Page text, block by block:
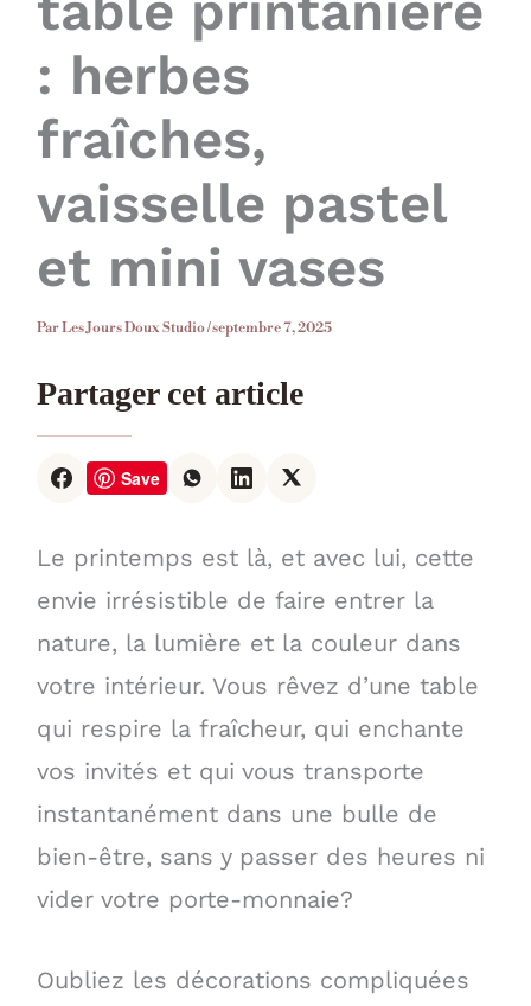
: herbes
fraîches,
vaisselle pastel
et mini vases
ParLes Jours Doux Studio/septembre 7, 2025
Partager cet article
Save
Le printemps est là, et avec lui, cette
envie irrésistible de faire entrer la
nature, la lumière et la couleur dans
votre intérieur. Vous rêvez d’une table
qui respire la fraîcheur, qui enchante
vos invités et qui vous transporte
instantanément dans une bulle de
bien-être, sans y passer des heures ni
vider votre porte-monnaie?
Oubliez les décorations compliquées